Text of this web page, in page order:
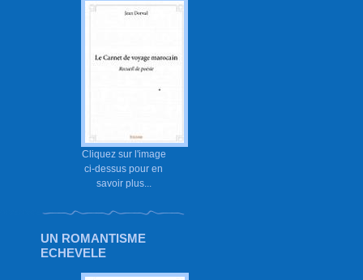
Cliquez sur l'image
ci-dessus pour en
savoir plus...
UN ROMANTISME
ECHEVELE